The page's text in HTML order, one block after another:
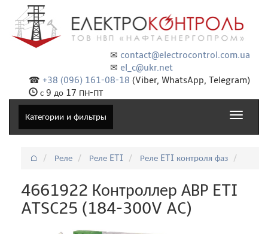
✉ contact@electrocontrol.com.ua
✉ el_c@ukr.net
☎ +38 (096) 161-08-18 (Viber, WhatsApp, Telegram)
с 9 до 17 ПН-ПТ
Категории и фильтры
Toggle
⌂ Реле Реле ETI Реле ETI контроля фаз
4661922 Контроллер АВР ETI
ATSC25 (184-300V AC)